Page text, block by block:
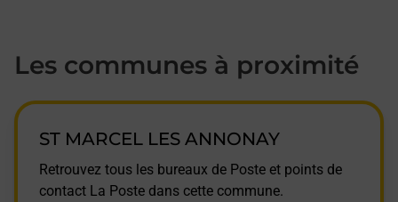
Les communes à proximité
ST MARCEL LES ANNONAY
Retrouvez tous les bureaux de Poste et points de
contact La Poste dans cette commune.